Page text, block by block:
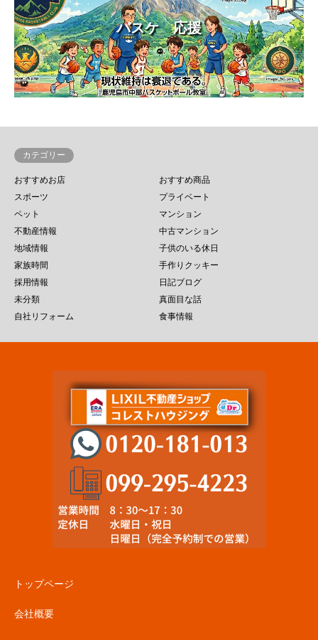
バスケ 応援
カテゴリー
おすすめお店
おすすめ商品
スポーツ
プライベート
ペット
マンション
不動産情報
中古マンション
地域情報
子供のいる休日
家族時間
手作りクッキー
採用情報
日記ブログ
未分類
真面目な話
自社リフォーム
食事情報
トップページ
会社概要